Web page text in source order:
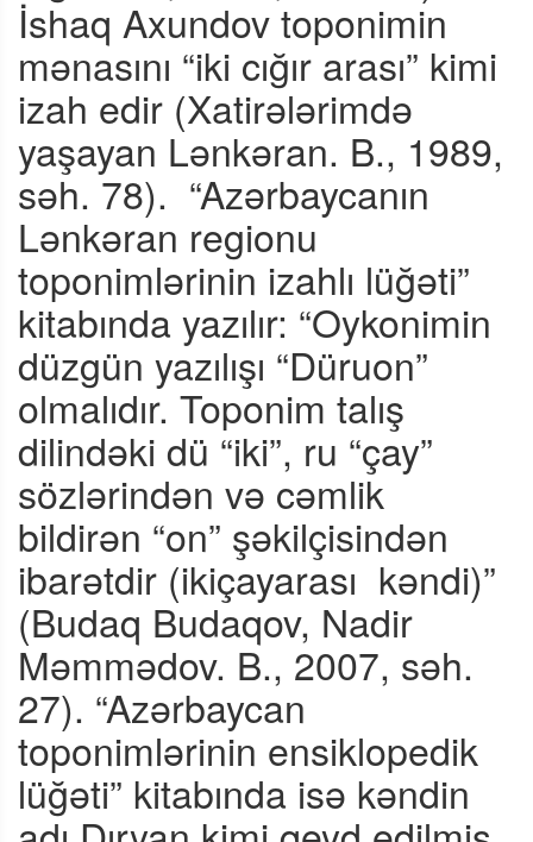
İshaq Axundov toponimin
mənasını “iki cığır arası” kimi
izah edir (Xatirələrimdə
yaşayan Lənkəran. B., 1989,
səh. 78). “Azərbaycanın
Lənkəran regionu
toponimlərinin izahlı lüğəti”
kitabında yazılır: “Oykonimin
düzgün yazılışı “Düruon”
olmalıdır. Toponim talış
dilindəki dü “iki”, ru “çay”
sözlərindən və cəmlik
bildirən “on” şəkilçisindən
ibarətdir (ikiçayarası kəndi)”
(Budaq Budaqov, Nadir
Məmmədov. B., 2007, səh.
27). “Azərbaycan
toponimlərinin ensiklopedik
lüğəti” kitabında isə kəndin